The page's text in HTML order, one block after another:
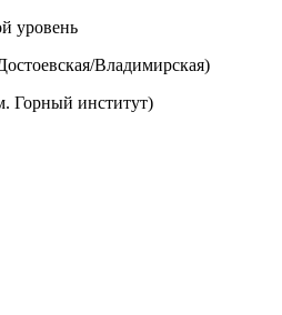
уровень
Владимирская)
Горный институт)